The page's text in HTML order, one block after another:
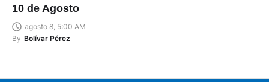
10 de Agosto
agosto 8, 5:00 AM
By Bolívar Pérez